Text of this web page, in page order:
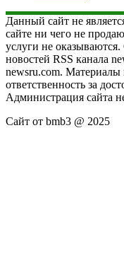
Данный сайт не
сайте ни чего не
услуги не оказываются.
новостей RSS канала
newsru.com. Материалы
ответственность за
Администрация сайта
Сайт от bmb3 @ 2025